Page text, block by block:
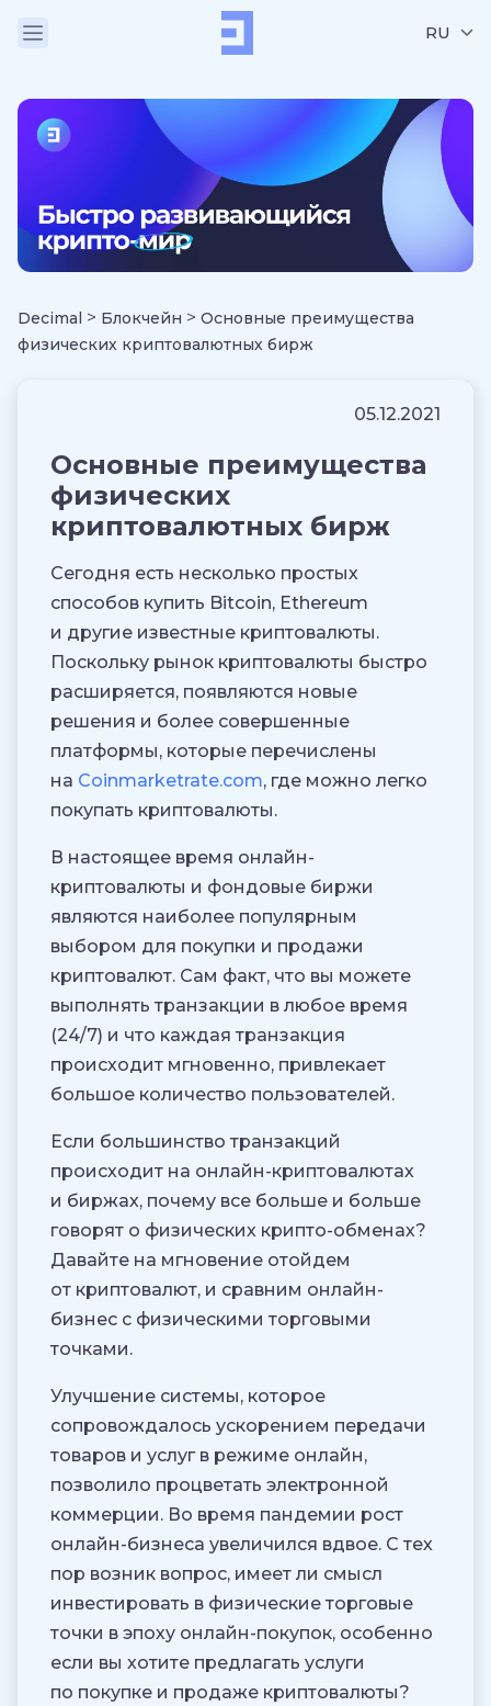
RU
Decimal > Блокчейн > Основные преимущества
физических криптовалютных бирж
05.12.2021
Основные преимущества
физических
криптовалютных бирж
Сегодня есть несколько простых
способов купить Bitcoin, Ethereum
и другие известные криптовалюты.
Поскольку рынок криптовалюты быстро
расширяется, появляются новые
решения и более совершенные
платформы, которые перечислены
на Coinmarketrate.com, где можно легко
покупать криптовалюты.
В настоящее время онлайн-
криптовалюты и фондовые биржи
являются наиболее популярным
выбором для покупки и продажи
криптовалют. Сам факт, что вы можете
выполнять транзакции в любое время
(24/7) и что каждая транзакция
происходит мгновенно, привлекает
большое количество пользователей.
Если большинство транзакций
происходит на онлайн-криптовалютах
и биржах, почему все больше и больше
говорят о физических крипто-обменах?
Давайте на мгновение отойдем
от криптовалют, и сравним онлайн-
бизнес с физическими торговыми
точками.
Улучшение системы, которое
сопровождалось ускорением передачи
товаров и услуг в режиме онлайн,
позволило процветать электронной
коммерции. Во время пандемии рост
онлайн-бизнеса увеличился вдвое. С тех
пор возник вопрос, имеет ли смысл
инвестировать в физические торговые
точки в эпоху онлайн-покупок, особенно
если вы хотите предлагать услуги
по покупке и продаже криптовалюты?